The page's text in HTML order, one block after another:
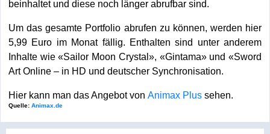
beinhaltet und diese noch länger abrufbar sind.
Um das gesamte Portfolio abrufen zu können, werden hier
5,99 Euro im Monat fällig. Enthalten sind unter anderem
Inhalte wie «Sailor Moon Crystal», «Gintama» und «Sword
Art Online – in HD und deutscher Synchronisation.
Hier kann man das Angebot von Animax Plussehen.
Quelle: Animax.de